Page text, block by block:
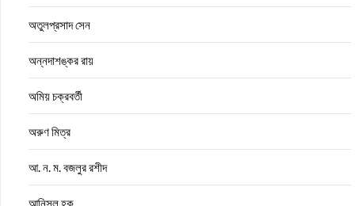
অতুলপ্রসাদ সেন
অন্নদাশঙ্কর রায়
অমিয় চক্রবর্তী
অরুণ মিত্র
আ. ন. ম. বজলুর রশীদ
আনিসুল হক